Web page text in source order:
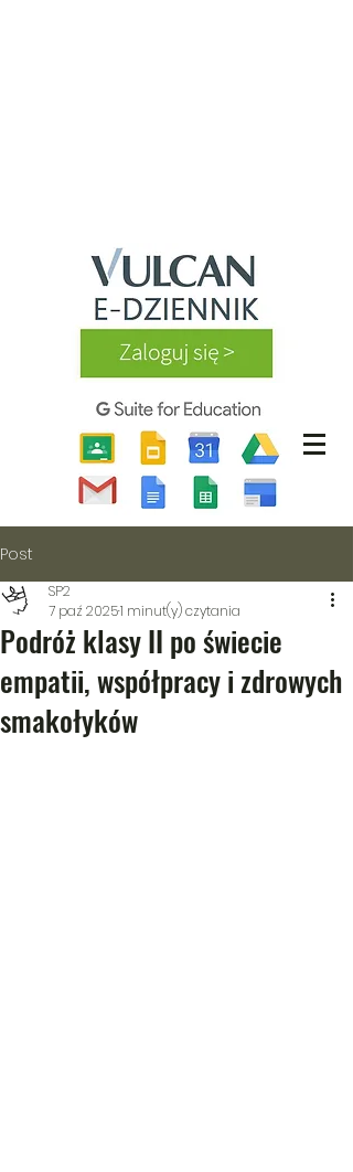
Post
Podróż klasy II po świecie
empatii, współpracy i zdrowych
smakołyków
SP2
7 paź 20251 minut(y) czytania